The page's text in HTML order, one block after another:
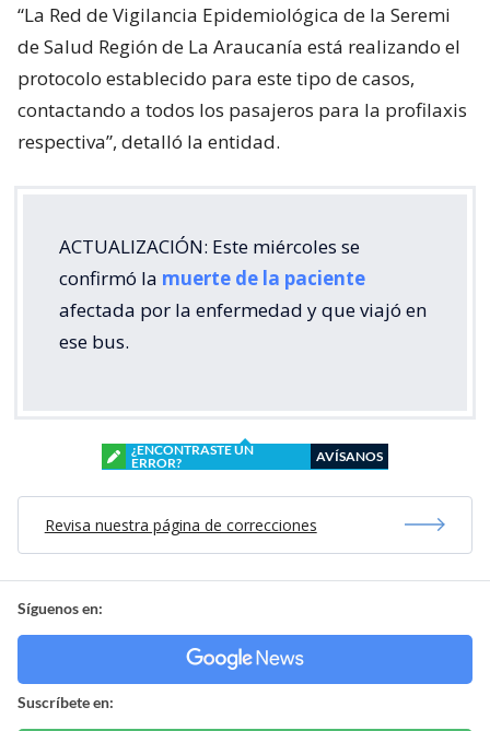
“La Red de Vigilancia Epidemiológica de la Seremi
de Salud Región de La Araucanía está realizando el
protocolo establecido para este tipo de casos,
contactando a todos los pasajeros para la profilaxis
respectiva”, detalló la entidad.
ACTUALIZACIÓN: Este miércoles se
confirmó la muerte de la paciente
afectada por la enfermedad y que viajó en
ese bus.
¿ENCONTRASTE UN
ERROR?
AVÍSANOS
Revisa nuestra página de correcciones
Síguenos en:
Suscríbete en: